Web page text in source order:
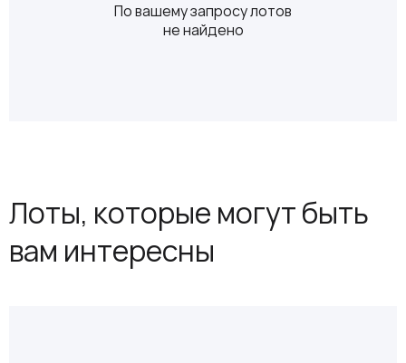
По вашему запросу лотов
не найдено
Лоты, которые могут быть
вам интересны